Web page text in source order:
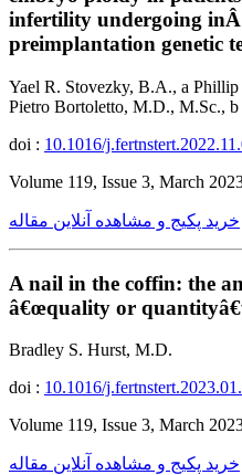
infertility undergoing
preimplantation genetic
Yael R. Stovezky, B.A., a
Pietro Bortoletto, M.D., M.Sc.,
doi : 10.1016/
Volume 119, Issue 3, March
خرید پکیج و مشاهده آنلاین مقاله
A nail in the coffin: the
â€œquality or
Bradley S. Hurst, M.D.
doi : 10.1016/
Volume 119, Issue 3, March
خرید پکیج و مشاهده آنلاین مقاله